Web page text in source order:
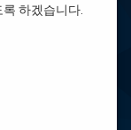
하겠습니다.